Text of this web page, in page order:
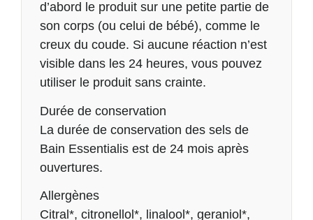
d’abord le produit sur une petite partie de
son corps (ou celui de bébé), comme le
creux du coude. Si aucune réaction n’est
visible dans les 24 heures, vous pouvez
utiliser le produit sans crainte.
Durée de conservation
La durée de conservation des sels de
Bain Essentialis est de 24 mois après
ouvertures.
Allergènes
Citral*, citronellol*, linalool*, geraniol*,